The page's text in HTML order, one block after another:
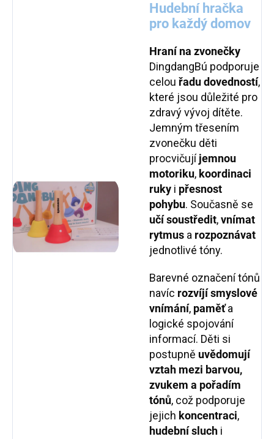
Hudební hračka
pro každý domov
Hraní na zvonečky
DingdangBú podporuje
celou řadu dovedností,
které jsou důležité pro
zdravý vývoj dítěte.
Jemným třesením
zvonečku děti
procvičujíjemnou
motoriku, koordinaci
ruky i přesnost
pohybu. Současně se
učí soustředit,vnímat
rytmus a rozpoznávat
jednotlivé tóny.
Barevné označení tónů
navíc rozvíjí smyslové
vnímání, paměťa
logické spojování
informací. Děti si
postupně uvědomují
vztah mezi barvou,
zvukem a pořadím
tónů, což podporuje
jejich koncentraci,
hudební sluch i